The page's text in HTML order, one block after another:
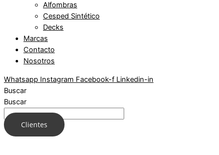
Alfombras
Cesped Sintético
Decks
Marcas
Contacto
Nosotros
Whatsapp Instagram Facebook-f Linkedin-in
Buscar
Buscar
Clientes